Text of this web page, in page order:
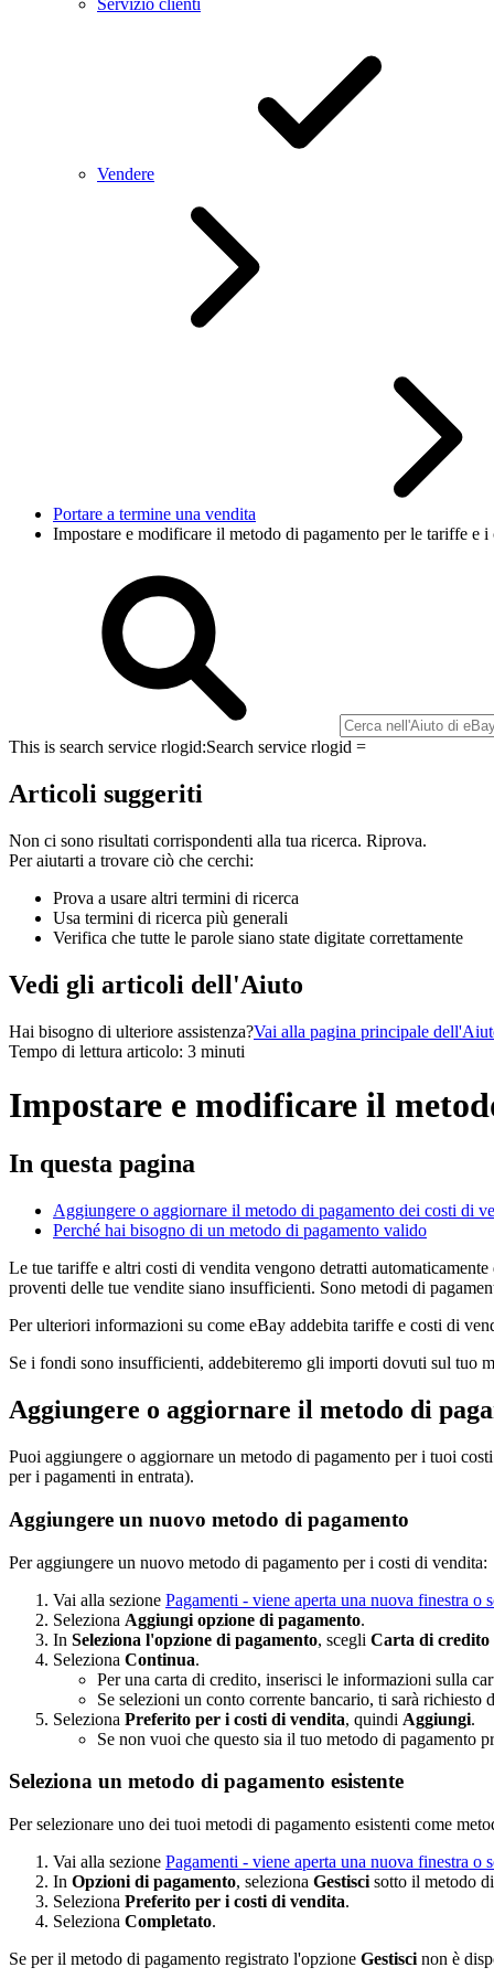
Servizio clienti
Vendere
Portare a termine una vendita
Impostare e modificare il metodo di pagamento per le tariffe e
This is search service rlogid:Search service rlogid =
Articoli suggeriti
Non ci sono risultati corrispondenti alla tua ricerca. Riprova.
Per aiutarti a trovare ciò che cerchi:
Prova a usare altri termini di ricerca
Usa termini di ricerca più generali
Verifica che tutte le parole siano state digitate correttamente
Vedi gli articoli dell'Aiuto
Hai bisogno di ulteriore assistenza?Vai alla pagina principale
Tempo di lettura articolo: 3 minuti
Impostare e modificare il
In questa pagina
Aggiungere o aggiornare il metodo di pagamento dei costi di
Perché hai bisogno di un metodo di pagamento valido
Le tue tariffe e altri costi di vendita vengono detratti
proventi delle tue vendite siano insufficienti. Sono metodi di
Per ulteriori informazioni su come eBay addebita tariffe e costi di
Se i fondi sono insufficienti, addebiteremo gli importi dovuti sul tuo
Aggiungere o aggiornare il metodo di
Puoi aggiungere o aggiornare un metodo di pagamento per i tuoi
per i pagamenti in entrata).
Aggiungere un nuovo metodo di pagamento
Per aggiungere un nuovo metodo di pagamento per i costi di vendita:
Vai alla sezione Pagamenti - viene aperta una nuova finestra o
Seleziona Aggiungi opzione di pagamento.
In Seleziona l'opzione di pagamento, scegli Carta di credito
Seleziona Continua.
Per una carta di credito, inserisci le informazioni sulla
Se selezioni un conto corrente bancario, ti sarà
Seleziona Preferito per i costi di vendita, quindi Aggiungi.
Se non vuoi che questo sia il tuo metodo di pagamento
Seleziona un metodo di pagamento esistente
Per selezionare uno dei tuoi metodi di pagamento esistenti come
Vai alla sezione Pagamenti - viene aperta una nuova finestra o
In Opzioni di pagamento, seleziona Gestisci sotto il metodo
Seleziona Preferito per i costi di vendita.
Seleziona Completato.
Se per il metodo di pagamento registrato l'opzione Gestisci non è